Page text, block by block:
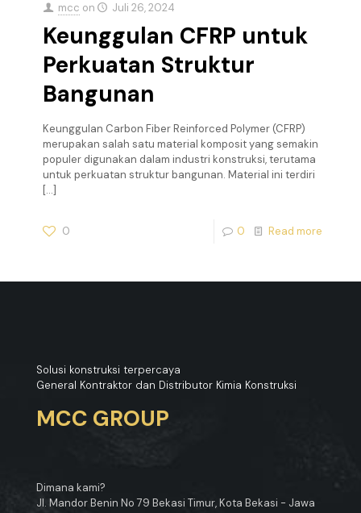
mcc on Juli 26, 2024
Keunggulan CFRP untuk
Perkuatan Struktur
Bangunan
Keunggulan Carbon Fiber Reinforced Polymer (CFRP)
merupakan salah satu material komposit yang semakin
populer digunakan dalam industri konstruksi, terutama
untuk perkuatan struktur bangunan. Material ini terdiri
[…]
0 0 Read more
Solusi konstruksi terpercaya
General Kontraktor dan Distributor Kimia Konstruksi
MCC GROUP
Dimana kami?
Jl. Mandor Benin No 79 Bekasi Timur, Kota Bekasi - Jawa